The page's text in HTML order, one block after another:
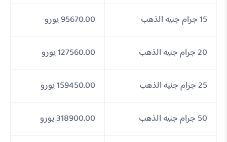
15 جرام جنيه الذهب 95670.00 يورو
20 جرام جنيه الذهب 127560.00 يورو
25 جرام جنيه الذهب 159450.00 يورو
50 جرام جنيه الذهب 318900.00 يورو